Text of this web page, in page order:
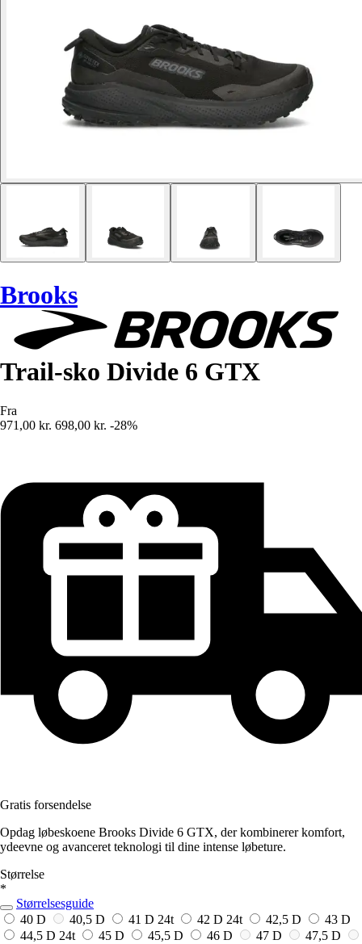
Brooks
Trail-sko Divide 6 GTX
Fra
971,00 kr. 698,00 kr. -28%
Gratis forsendelse
Opdag løbeskoene Brooks Divide 6 GTX, der kombinerer komfort,
ydeevne og avanceret teknologi til dine intense løbeture.
Størrelse
*
Størrelsesguide
40 D
40,5 D 41 D 24t 42 D 24t 42,5 D
43 D
44,5 D 24t 45 D 45,5 D 46 D 47 D
47,5 D